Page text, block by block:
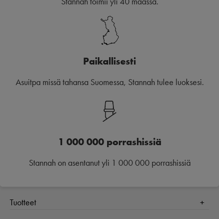
Paikallisesti
Asuitpa missä tahansa Suomessa, Stannah tulee luoksesi.
1 000 000 porrashissiä
Stannah on asentanut yli 1 000 000 porrashissiä
Tuotteet